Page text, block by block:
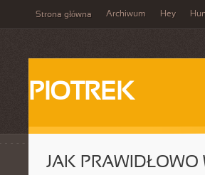
Strona główna Archiwum Hey
PIOTREK
JAK